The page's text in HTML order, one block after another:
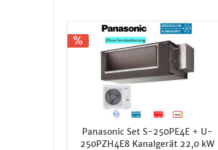
Panasonic Set S-250PE4E + U-
250PZH4E8 Kanalgerät 22,0 kW